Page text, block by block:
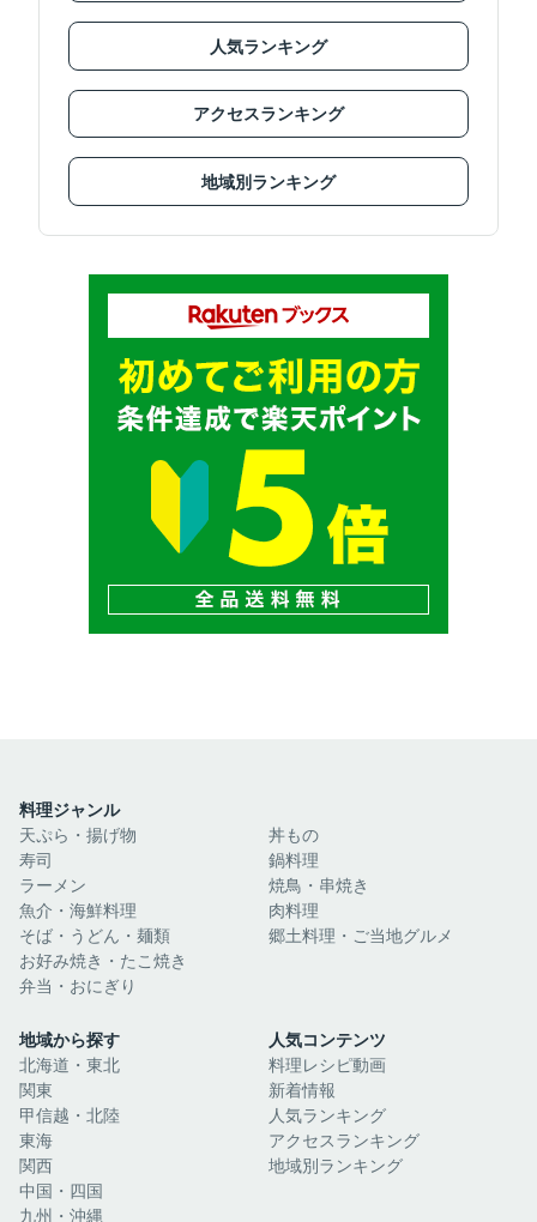
人気ランキング
アクセスランキング
地域別ランキング
料理ジャンル
天ぷら・揚げ物
寿司
ラーメン
魚介・海鮮料理
そば・うどん・麺類
お好み焼き・たこ焼き
弁当・おにぎり
丼もの
鍋料理
焼鳥・串焼き
肉料理
郷土料理・ご当地グルメ
地域から探す
北海道・東北
関東
甲信越・北陸
東海
関西
中国・四国
九州・沖縄
人気コンテンツ
料理レシピ動画
新着情報
人気ランキング
アクセスランキング
地域別ランキング